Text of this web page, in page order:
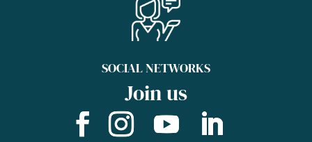
SOCIAL NETWORKS
Join us